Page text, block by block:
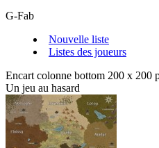
G-Fab
Nouvelle liste
Listes des joueurs
Encart colonne bottom 200 x 200
Un jeu au hasard